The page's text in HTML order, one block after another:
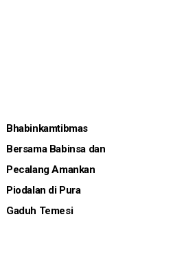
Bhabinkamtibmas
Bersama Babinsa dan
Pecalang Amankan
Piodalan di Pura
Gaduh Temesi